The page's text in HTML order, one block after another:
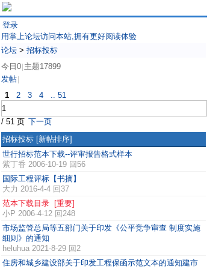
登录
用掌上论坛访问本站,拥有更好阅读体验
论坛 > 招标投标
今日0 主题17899
发帖
1 2 3 4 .. 51
/ 51 页 下一页
招标投标 [新帖排序]
世行招标范本下载--评审报告格式样本
紫丁香 2006-10-19 回56
国际工程评标【书摘】
大力 2016-4-4 回37
范本下载目录 [重要]
小P 2006-4-12 回248
市场监管总局等五部门关于印发《公平竞争审查 制度实施
细则》的通知
heluhua 2021-8-29 回2
住房和城乡建设部关于印发工程保函示范文本的通知建市